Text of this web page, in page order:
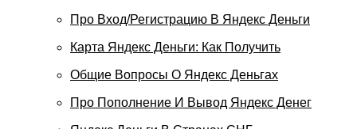
Про Вход/регистрацию В Яндекс Деньги
Карта Яндекс Деньги: Как Получить
Общие Вопросы О Яндекс Деньгах
Про Пополнение И Вывод Яндекс Денег